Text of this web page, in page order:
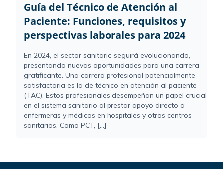
Guía del Técnico de Atención al
Paciente: Funciones, requisitos y
perspectivas laborales para 2024
En 2024, el sector sanitario seguirá evolucionando,
presentando nuevas oportunidades para una carrera
gratificante. Una carrera profesional potencialmente
satisfactoria es la de técnico en atención al paciente
(TAC). Estos profesionales desempeñan un papel crucial
en el sistema sanitario al prestar apoyo directo a
enfermeras y médicos en hospitales y otros centros
sanitarios. Como PCT, [...]